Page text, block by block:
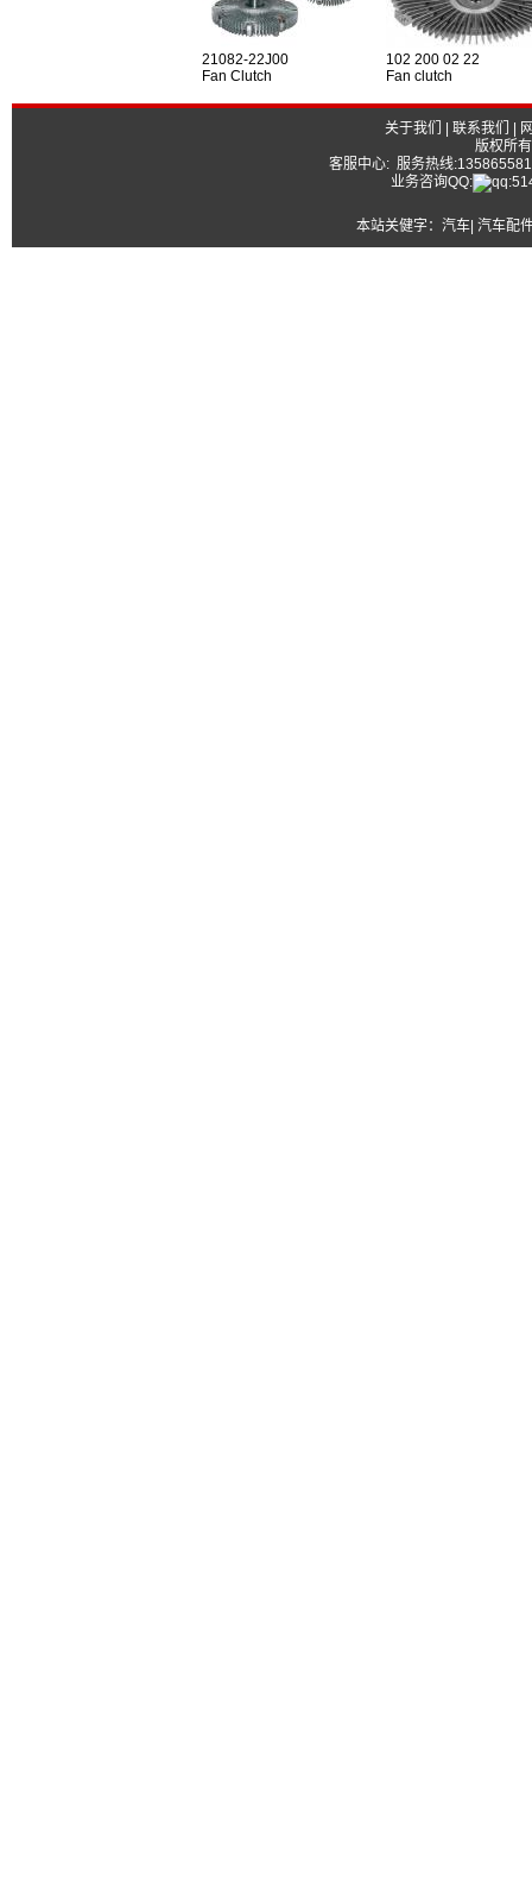
21082-22J00
Fan Clutch
102 200 02 22
Fan clutch
关于我们 联系我们
版权所
客服中心: 服务热线
业务咨询QQ:
本站关健字： 汽车| 汽车配